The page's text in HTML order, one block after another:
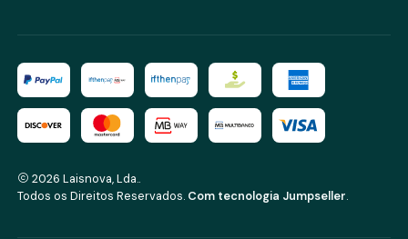
2026 Laisnova, Lda..
Todos os Direitos Reservados. Com tecnologia Jumpseller.